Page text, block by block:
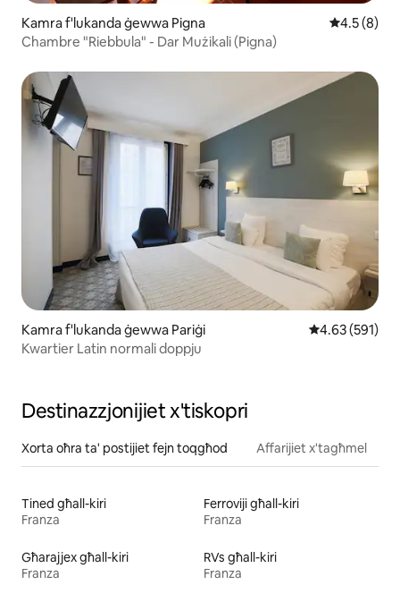
Kamra f'lukanda ġewwa Pigna Rating
4.5 (8)
Chambre "Riebbula" - Dar Mużikali (Pigna)
Kamra f'lukanda ġewwa Pariġi Rating medju
4.63 (591)
Kwartier Latin normali doppju
Destinazzjonijiet x'tiskopri
Xorta oħra ta' postijiet fejn toqgħod Affarijiet x'tagħmel
Tined għall-kiri
Franza
Ferroviji għall-kiri
Franza
Għarajjex għall-kiri
Franza
RVs għall-kiri
Franza